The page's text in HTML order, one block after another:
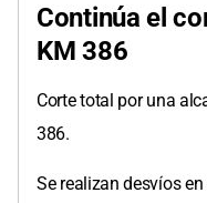
Continúa el
KM 386
Corte total por una
386.
Se realizan desvíos